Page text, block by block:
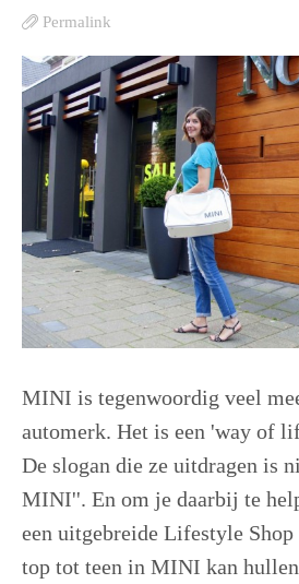
Permalink
MINI is tegenwoordig veel
automerk. Het is een 'way of
De slogan die ze uitdragen is
MINI''. En om je daarbij te
een uitgebreide Lifestyle
top tot teen in MINI kan